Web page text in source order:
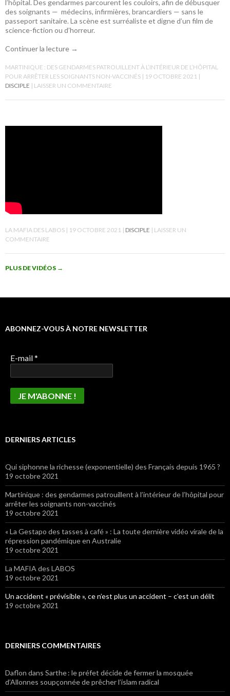
l’hôpital. Des gendarmes parcourent les couloirs, afin de débusquer
des soignants — médecins, infirmières, brancardiers — sans le
passeport sanitaire. La scène est surréaliste et digne d’un film de
science-fiction ou d’horreur.
Continuer la lecture →
MARTINIQUE : DES GENDARMES PATROUILLENT À L’INTÉRIEUR DE L’HÔPITAL
POUR ARRÊTER LES SOIGNANTS NON-VACCINÉS
19 OCTOBRE 2021
DISCIPLE
LAISSER UN COMMENTAIRE
LA MAFIA DES LABOS 19 OCTOBRE 2021 DISCIPLE
LAISSER UN
COMMENTAIRE
PLUS DE VIDÉOS →
ABONNEZ-VOUS À NOTRE NEWSLETTER
E-mail*
DERNIERS ARTICLES
Qui siphonne la richesse (exponentielle) des Français depuis 1965 ?
19 octobre 2021
Martinique : des gendarmes patrouillent à l’intérieur de l’hôpital pour
arrêter les soignants non-vaccinés
19 octobre 2021
« La Gestapo des tasses à café » : La toute dernière vidéo virale de la
répression pandémique en Australie
19 octobre 2021
La MAFIA des LABOS
19 octobre 2021
Un accident « prévisible », ce n’est plus un accident – c’est un délit
19 octobre 2021
DERNIERS COMMENTAIRES
Daflon dans Sarthe : le préfet décide de fermer la mosquée
d’Allonnes soupçonnée de prêcher l’islam radical